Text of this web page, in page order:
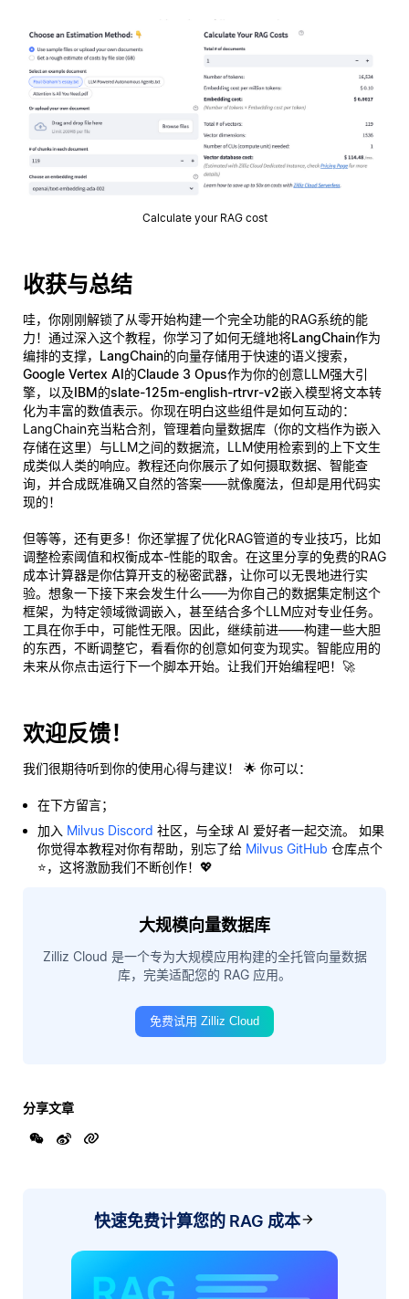
Calculate your RAG cost
收获与总结
哇，你刚刚解锁了从零开始构建一个完全功能的RAG系统的能
力！通过深入这个教程，你学习了如何无缝地将LangChain作为
编排的支撑， LangChain的向量存储用于快速的语义搜索，
Google Vertex AI的Claude 3 Opus作为你的创意LLM强大引
擎，以及IBM的slate-125m-english-rtrvr-v2嵌入模型将文本转
化为丰富的数值表示。你现在明白这些组件是如何互动的：
LangChain充当粘合剂，管理着向量数据库（你的文档作为嵌入
存储在这里）与LLM之间的数据流，LLM使用检索到的上下文生
成类似人类的响应。教程还向你展示了如何摄取数据、智能查
询，并合成既准确又自然的答案——就像魔法，但却是用代码实
现的！
但等等，还有更多！你还掌握了优化RAG管道的专业技巧，比如
调整检索阈值和权衡成本-性能的取舍。在这里分享的免费的RAG
成本计算器是你估算开支的秘密武器，让你可以无畏地进行实
验。想象一下接下来会发生什么——为你自己的数据集定制这个
框架，为特定领域微调嵌入，甚至结合多个LLM应对专业任务。
工具在你手中，可能性无限。因此，继续前进——构建一些大胆
的东西，不断调整它，看看你的创意如何变为现实。智能应用的
未来从你点击运行下一个脚本开始。让我们开始编程吧！🚀
欢迎反馈！
我们很期待听到你的使用心得与建议！ 🌟 你可以：
在下方留言；
加入 Milvus Discord 社区，与全球 AI 爱好者一起交流。 如果
你觉得本教程对你有帮助，别忘了给 Milvus GitHub 仓库点个
⭐，这将激励我们不断创作！💖
大规模向量数据库
Zilliz Cloud 是一个专为大规模应用构建的全托管向量数据
库，完美适配您的 RAG 应用。
免费试用 Zilliz Cloud
分享文章
快速免费计算您的 RAG 成本